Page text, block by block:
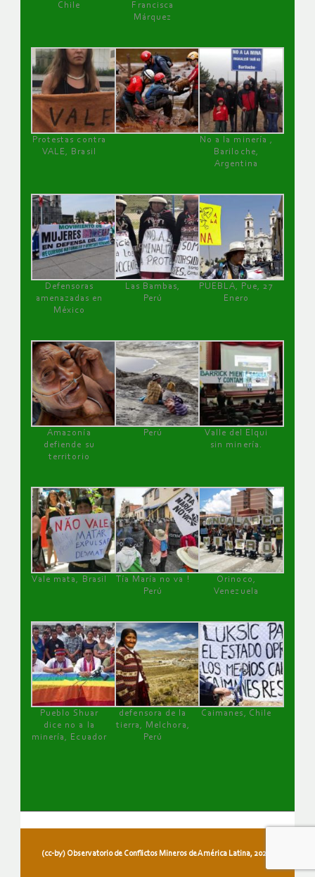
Chile
Francisca
Márquez
Protestas contra
VALE, Brasil
No a la minería ,
Bariloche,
Argentina
Defensoras
amenazadas en
México
Las Bambas,
Perú
PUEBLA, Pue, 27
Enero
Amazonía
defiende su
territorio
Perú
Valle del Elqui
sin minería.
Vale mata, Brasil
Tía María no va !
Perú
Orinoco,
Venezuela
Pueblo Shuar
dice no a la
minería, Ecuador
defensora de la
tierra, Melchora,
Perú
Caimanes, Chile
(cc-by) Observatorio de Conflictos Mineros de América Latina, 2026